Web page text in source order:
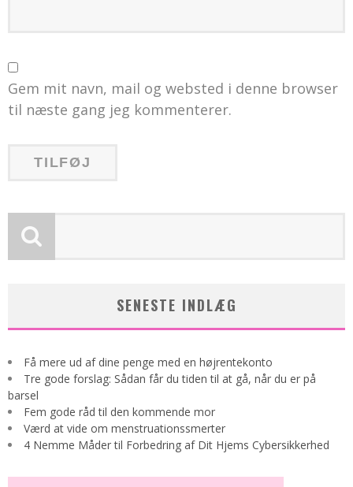
Gem mit navn, mail og websted i denne browser
til næste gang jeg kommenterer.
SENESTE INDLÆG
Få mere ud af dine penge med en højrentekonto
Tre gode forslag: Sådan får du tiden til at gå, når du er på
barsel
Fem gode råd til den kommende mor
Værd at vide om menstruationssmerter
4 Nemme Måder til Forbedring af Dit Hjems Cybersikkerhed